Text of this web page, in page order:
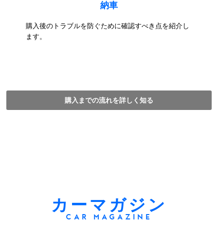
納車
購入後のトラブルを防ぐために確認すべき点を紹介し
ます。
購入までの流れを詳しく知る
カーマガジン
CAR MAGAZINE